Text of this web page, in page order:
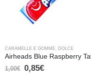
CARAMELLE E GOMME, DOLCE
1,00€ 0,85€